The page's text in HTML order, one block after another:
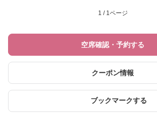
1 / 1ページ
空席確認・予約する
クーポン情報
ブックマークする